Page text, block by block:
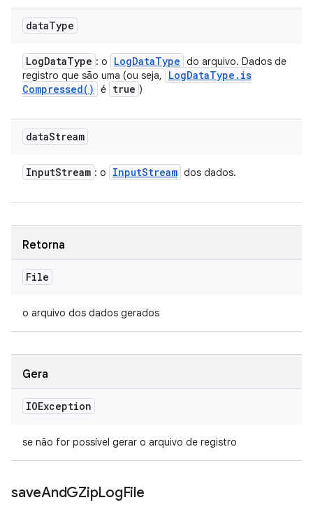
dataType
LogDataType : o LogDataType do arquivo. Dados de
registro que são uma (ou seja,
LogDataType . is
Compressed( ) é true )
dataStream
InputStream : o InputStream dos dados.
Retorna
File
o arquivo dos dados gerados
Gera
IOException
se não for possível gerar o arquivo de registro
saveAndGZipLogFile